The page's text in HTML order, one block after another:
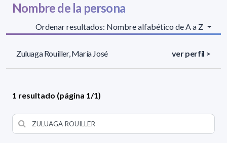
Nombre de la persona
Ordenar resultados: Nombre alfabético de A a Z
Zuluaga Rouiller, María José ver perfil >
1 resultado (página 1/1)